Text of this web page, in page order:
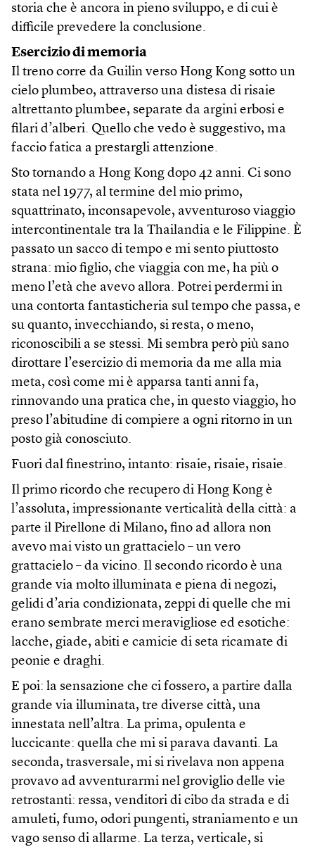
storia che è ancora in pieno sviluppo, e di cui è
difficile prevedere la conclusione.
Esercizio di memoria
Il treno corre da Guilin verso Hong Kong sotto un
cielo plumbeo, attraverso una distesa di risaie
altrettanto plumbee, separate da argini erbosi e
filari d’alberi. Quello che vedo è suggestivo, ma
faccio fatica a prestargli attenzione.
Sto tornando a Hong Kong dopo 42 anni. Ci sono
stata nel 1977, al termine del mio primo,
squattrinato, inconsapevole, avventuroso viaggio
intercontinentale tra la Thailandia e le Filippine. È
passato un sacco di tempo e mi sento piuttosto
strana: mio figlio, che viaggia con me, ha più o
meno l’età che avevo allora. Potrei perdermi in
una contorta fantasticheria sul tempo che passa, e
su quanto, invecchiando, si resta, o meno,
riconoscibili a se stessi. Mi sembra però più sano
dirottare l’esercizio di memoria da me alla mia
meta, così come mi è apparsa tanti anni fa,
rinnovando una pratica che, in questo viaggio, ho
preso l’abitudine di compiere a ogni ritorno in un
posto già conosciuto.
Fuori dal finestrino, intanto: risaie, risaie, risaie.
Il primo ricordo che recupero di Hong Kong è
l’assoluta, impressionante verticalità della città: a
parte il Pirellone di Milano, fino ad allora non
avevo mai visto un grattacielo – un vero
grattacielo – da vicino. Il secondo ricordo è una
grande via molto illuminata e piena di negozi,
gelidi d’aria condizionata, zeppi di quelle che mi
erano sembrate merci meravigliose ed esotiche:
lacche, giade, abiti e camicie di seta ricamate di
peonie e draghi.
E poi: la sensazione che ci fossero, a partire dalla
grande via illuminata, tre diverse città, una
innestata nell’altra. La prima, opulenta e
luccicante: quella che mi si parava davanti. La
seconda, trasversale, mi si rivelava non appena
provavo ad avventurarmi nel groviglio delle vie
retrostanti: ressa, venditori di cibo da strada e di
amuleti, fumo, odori pungenti, straniamento e un
vago senso di allarme. La terza, verticale, si